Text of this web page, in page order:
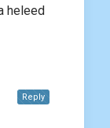
heleed
Reply